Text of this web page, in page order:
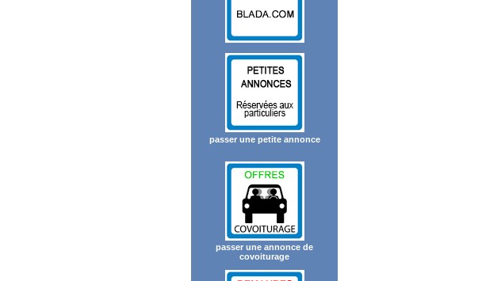
passer une petite annonce
passer une annonce de
covoiturage